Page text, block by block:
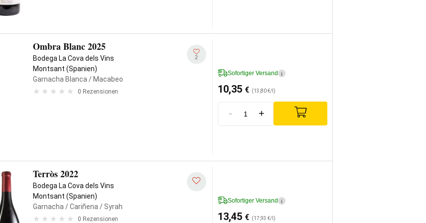
Ombra Blanc 2025
Bodega La Cova dels Vins
Montsant (Spanien)
Garnacha Blanca / Macabeo
0 Rezensionen
2
Sofortiger Versand i
10,35 € (13,80 €/l)
- +
Terròs 2022
Bodega La Cova dels Vins
Montsant (Spanien)
Garnacha / Cariñena / Syrah
0 Rezensionen
Sofortiger Versand i
13,45 € (17,93 €/l)